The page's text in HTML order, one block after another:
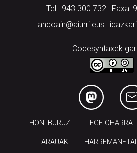
Tel.: 943 300 732 | Faxa:
andoain@aiurri.eus |
Codesyntaxek
HONI BURUZ LEGE OHARRA
ARAUAK